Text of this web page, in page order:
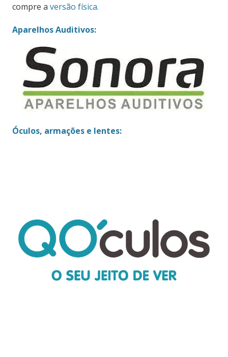
compre a versão física.
Aparelhos Auditivos:
Óculos, armações e lentes: